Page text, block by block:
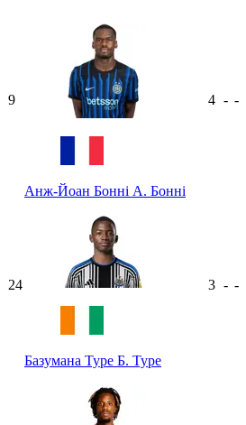
9
Анж-Йоан Бонні А. Бонні
4 - -
24
Базумана Туре Б. Туре
3 - -